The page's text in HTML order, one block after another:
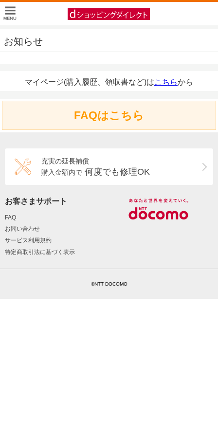
お知らせ
マイページ(購入履歴、領収書など)はこちらから
FAQはこちら
充実の延長補償
購入金額内で 何度でも修理OK
お客さまサポート
FAQ
お問い合わせ
サービス利用規約
特定商取引法に基づく表示
©NTT DOCOMO